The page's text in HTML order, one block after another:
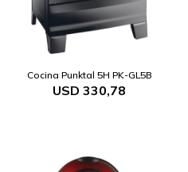
Cocina Punktal 5H PK-GL5B
USD 330,78